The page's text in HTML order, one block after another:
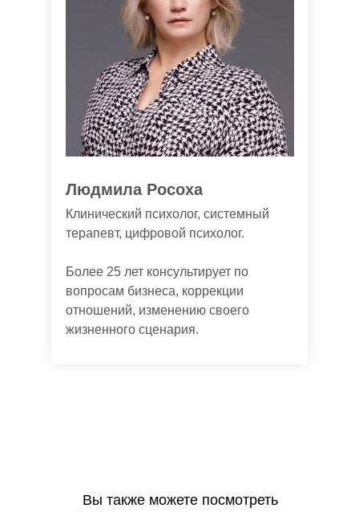
Клинический психолог, системный
терапевт, цифровой психолог.
Более 25 лет консультирует по
вопросам бизнеса, коррекции
отношений, изменению своего
жизненного сценария.
Людмила Росоха
Вы также можете посмотреть